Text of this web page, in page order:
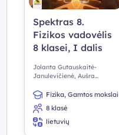
Spektras 8.
Fizikos vadovėlis
8 klasei, I dalis
Jolanta Gutauskaitė-
Janulevičienė, Aušra
Kovaliūnienė, Petras Lozda
Fizika, Gamtos mokslai
8 klasė
lietuvių